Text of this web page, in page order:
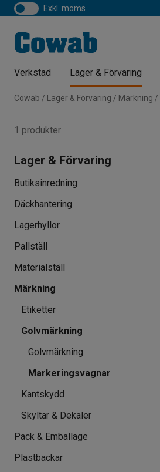
exkl. moms
Verkstad Lager & Förvaring
Cowab Lager & Förvaring Märkning
1 produkter
Lager & Förvaring
Butiksinredning
Däckhantering
Lagerhyllor
Pallställ
Materialställ
Märkning
Etiketter
Golvmärkning
Golvmärkning
Markeringsvagnar
Kantskydd
Skyltar & Dekaler
Pack & Emballage
Plastbackar